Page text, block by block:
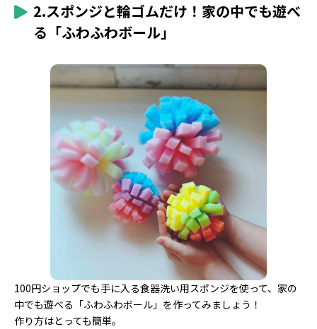
2.スポンジと輪ゴムだけ！家の中でも遊べ
る「ふわふわボール」
100円ショップでも手に入る食器洗い用スポンジを使って、家の
中でも遊べる「ふわふわボール」を作ってみましょう！
作り方はとっても簡単。